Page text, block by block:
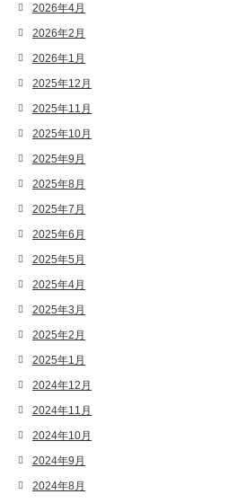
2026年4月
2026年2月
2026年1月
2025年12月
2025年11月
2025年10月
2025年9月
2025年8月
2025年7月
2025年6月
2025年5月
2025年4月
2025年3月
2025年2月
2025年1月
2024年12月
2024年11月
2024年10月
2024年9月
2024年8月